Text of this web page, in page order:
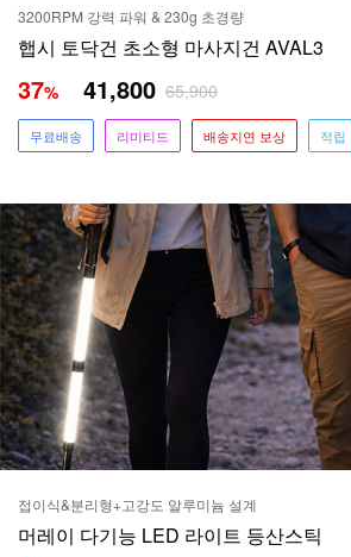
3200RPM 강력 파워 & 230g 초경량
햅시 토닥건 초소형 마사지건 AVAL3
37% 41,800 65,900
무료배송 리미티드 배송지연 보상 적립
접이식&분리형+고강도 알루미늄 설계
머레이 다기능 LED 라이트 등산스틱